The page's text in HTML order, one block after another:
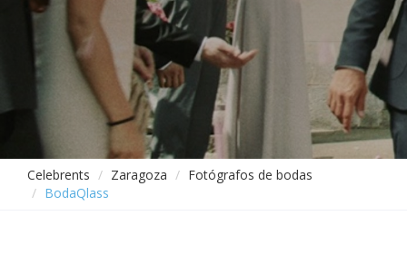
Celebrents Zaragoza
Fotógrafos de bodas
BodaQlass